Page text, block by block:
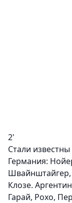
2'
Стали
Германия:
Клозе.
Гарай, Рохо,